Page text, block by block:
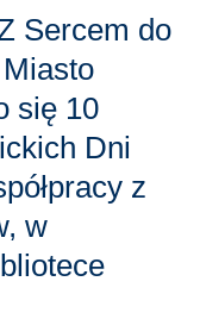
Sercem do
się 10
Dni
z
w